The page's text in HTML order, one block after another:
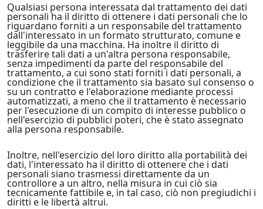
Qualsiasi persona interessata dal trattamento dei dati
personali ha il diritto di ottenere i dati personali che lo
riguardano forniti a un responsabile del trattamento
dall'interessato in un formato strutturato, comune e
leggibile da una macchina. Ha inoltre il diritto di
trasferire tali dati a un'altra persona responsabile,
senza impedimenti da parte del responsabile del
trattamento, a cui sono stati forniti i dati personali, a
condizione che il trattamento sia basato sul consenso o
su un contratto e l'elaborazione mediante processi
automatizzati, a meno che il trattamento è necessario
per l'esecuzione di un compito di interesse pubblico o
nell'esercizio di pubblici poteri, che è stato assegnato
alla persona responsabile.
Inoltre, nell'esercizio del loro diritto alla portabilità dei
dati, l'interessato ha il diritto di ottenere che i dati
personali siano trasmessi direttamente da un
controllore a un altro, nella misura in cui ciò sia
tecnicamente fattibile e, in tal caso, ciò non pregiudichi i
diritti e le libertà altrui.